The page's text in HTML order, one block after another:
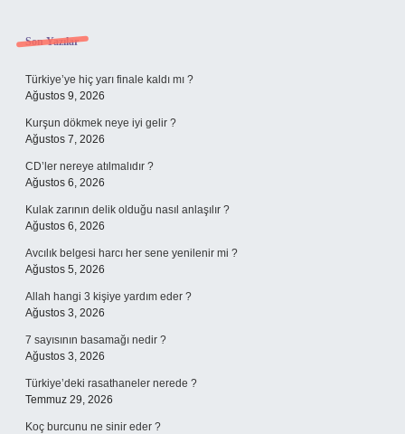
Sidebar
Son Yazılar
Türkiye’ye hiç yarı finale kaldı mı ?
Ağustos 9, 2026
Kurşun dökmek neye iyi gelir ?
Ağustos 7, 2026
CD’ler nereye atılmalıdır ?
Ağustos 6, 2026
Kulak zarının delik olduğu nasıl anlaşılır ?
Ağustos 6, 2026
Avcılık belgesi harcı her sene yenilenir mi ?
Ağustos 5, 2026
Allah hangi 3 kişiye yardım eder ?
Ağustos 3, 2026
7 sayısının basamağı nedir ?
Ağustos 3, 2026
Türkiye’deki rasathaneler nerede ?
Temmuz 29, 2026
Koç burcunu ne sinir eder ?